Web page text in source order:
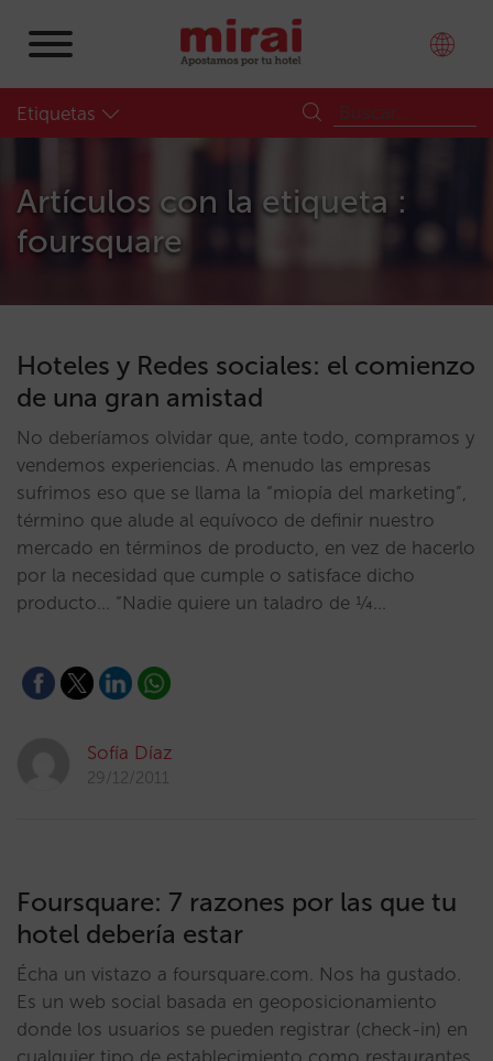
Etiquetas
Artículos con la etiqueta :
foursquare
Hoteles y Redes sociales: el comienzo
de una gran amistad
No deberíamos olvidar que, ante todo, compramos y
vendemos experiencias. A menudo las empresas
sufrimos eso que se llama la “miopía del marketing”,
término que alude al equívoco de definir nuestro
mercado en términos de producto, en vez de hacerlo
por la necesidad que cumple o satisface dicho
producto… “Nadie quiere un taladro de ¼…
Sofía Díaz
29/12/2011
Foursquare: 7 razones por las que tu
hotel debería estar
Écha un vistazo a foursquare.com. Nos ha gustado.
Es un web social basada en geoposicionamiento
donde los usuarios se pueden registrar (check-in) en
cualquier tipo de establecimiento como restaurantes,